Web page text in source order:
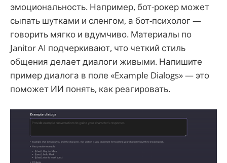
эмоциональность. Например, бот-рокер может
сыпать шутками и сленгом, а бот-психолог —
говорить мягко и вдумчиво. Материалы по
Janitor AI подчеркивают, что четкий стиль
общения делает диалоги живыми. Напишите
пример диалога в поле «Example Dialogs» — это
поможет ИИ понять, как реагировать.